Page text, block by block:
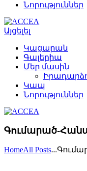
Նորություններ
Այցելել
Կացարան
Գալերիա
Մեր մասին
Կապ
Նորություններ
Գումարած-
HomeAll Posts...